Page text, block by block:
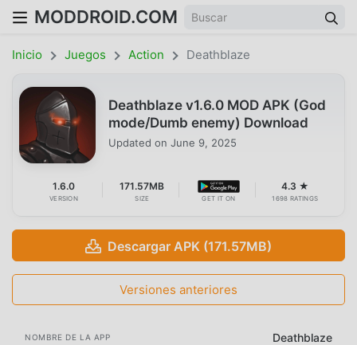
MODDROID.COM
Inicio Juegos Action Deathblaze
Deathblaze v1.6.0 MOD APK (God
mode/Dumb enemy) Download
Updated on June 9, 2025
1.6.0
VERSION
171.57MB
SIZE GET IT ON
4.3 ★
1698 RATINGS
Descargar APK (171.57MB)
Versiones anteriores
NOMBRE DE LA APP Deathblaze